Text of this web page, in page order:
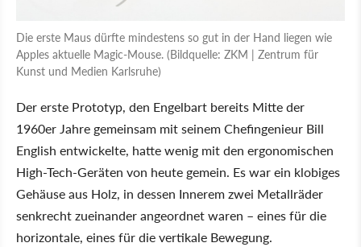
Die erste Maus dürfte mindestens so gut in der Hand liegen wie
Apples aktuelle Magic-Mouse. (Bildquelle: ZKM | Zentrum für
Kunst und Medien Karlsruhe)
Der erste Prototyp, den Engelbart bereits Mitte der
1960er Jahre gemeinsam mit seinem Chefingenieur Bill
English entwickelte, hatte wenig mit den ergonomischen
High-Tech-Geräten von heute gemein. Es war ein klobiges
Gehäuse aus Holz, in dessen Innerem zwei Metallräder
senkrecht zueinander angeordnet waren – eines für die
horizontale, eines für die vertikale Bewegung.